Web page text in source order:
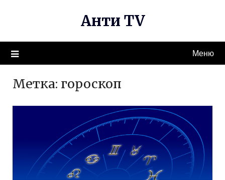
Анти TV
Меню
Метка: гороскоп